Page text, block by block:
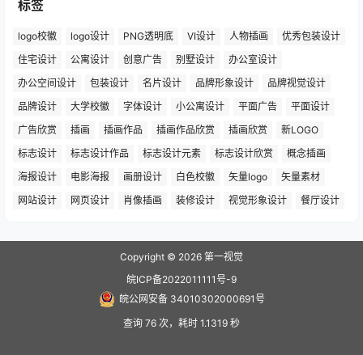
标签
logo校徽 logo设计 PNG透明底 VI设计 人物插画
优秀包装设计
住宅设计
公寓设计 创意广告 别墅设计
办公室设计
办公空间设计
包装设计 名片设计 品牌形象设计
品牌视觉设计
品牌设计
大学校徽 字体设计 小公寓设计 平面广告
平面设计
广告欣赏
插画 插画作品 插画作品欣赏 插画欣赏
新LOGO
标志设计
标志设计作品 标志设计元素 标志设计欣赏
概念插画
海报设计
电影海报 画册设计 白色校徽 矢量logo
矢量素材
网站设计
网页设计 肖像插画 装修设计 视觉形象设计 餐厅设计
Copyright © 2026 第一视觉
皖ICP备2022011111号-9
皖公网安备 34010302000691号
查询 76 次，耗时 1.1319 秒